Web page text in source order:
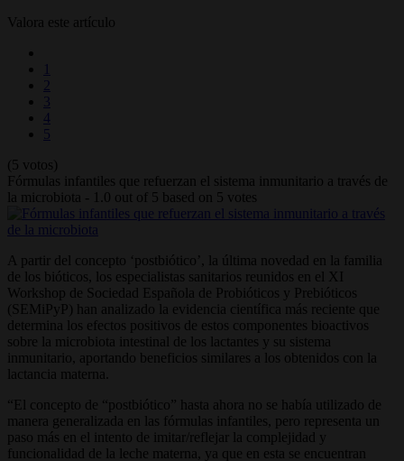
Valora este artículo
1
2
3
4
5
(5 votos)
Fórmulas infantiles que refuerzan el sistema inmunitario a través de
la microbiota - 1.0 out of 5 based on 5 votes
A partir del concepto ‘postbiótico’, la última novedad en la familia
de los bióticos, los especialistas sanitarios reunidos en el XI
Workshop de Sociedad Española de Probióticos y Prebióticos
(SEMiPyP) han analizado la evidencia científica más reciente que
determina los efectos positivos de estos componentes bioactivos
sobre la microbiota intestinal de los lactantes y su sistema
inmunitario, aportando beneficios similares a los obtenidos con la
lactancia materna.
“El concepto de “postbiótico” hasta ahora no se había utilizado de
manera generalizada en las fórmulas infantiles, pero representa un
paso más en el intento de imitar/reflejar la complejidad y
funcionalidad de la leche materna, ya que en esta se encuentran